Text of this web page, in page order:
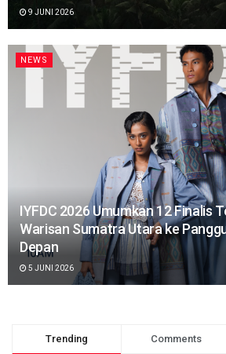
9 JUNI 2026
NEWS
IYFDC 2026 Umumkan 12 Finalis
Warisan Sumatra Utara ke
Depan
5 JUNI 2026
Trending Comments